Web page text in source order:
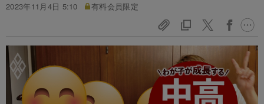
2023年11月4日 5:10
有料会員限定